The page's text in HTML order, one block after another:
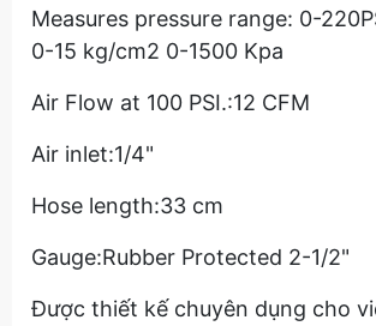
Measures pressure range: 0-
0-15 kg/cm2 0-1500 Kpa
Air Flow at 100 PSI.:12 CFM
Air inlet:1/4"
Hose length:33 cm
Gauge:Rubber Protected 2-1/2"
Được thiết kế chuyên dụng cho